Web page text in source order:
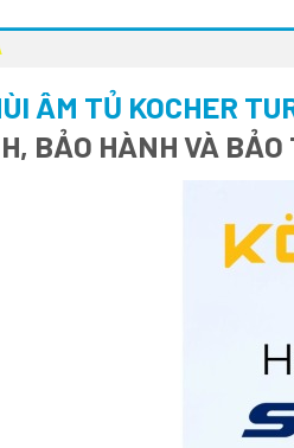
ÂM TỦ KOCHER
BẢO HÀNH VÀ